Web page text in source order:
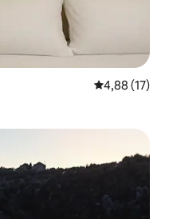
Gemiddelde
4,88 (17)